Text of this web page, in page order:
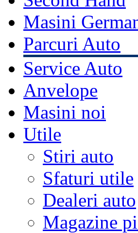
Masini
Parcuri Auto
Service Auto
Anvelope
Masini noi
Utile
Stiri auto
Sfaturi utile
Dealeri auto
Magazine